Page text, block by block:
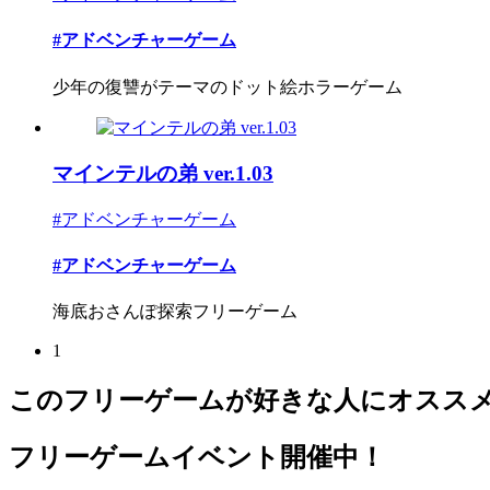
#アドベンチャーゲーム
少年の復讐がテーマのドット絵ホラーゲーム
マインテルの弟 ver.1.03
#アドベンチャーゲーム
#アドベンチャーゲーム
海底おさんぽ探索フリーゲーム
1
このフリーゲームが好きな人にオスス
フリーゲームイベント開催中！